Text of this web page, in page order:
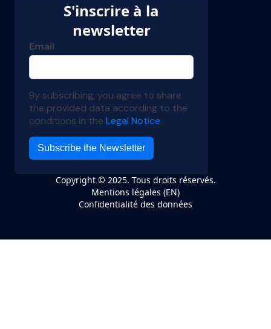
S'inscrire à la
newsletter
Copyright © 2025. Tous droits réservés.
Mentions légales (EN)
Confidentialité des données